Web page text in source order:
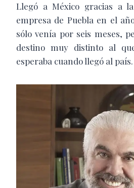
Llegó a México gracias a
empresa de Puebla en el
sólo venía por seis meses,
destino muy distinto al
esperaba cuando llegó al país.